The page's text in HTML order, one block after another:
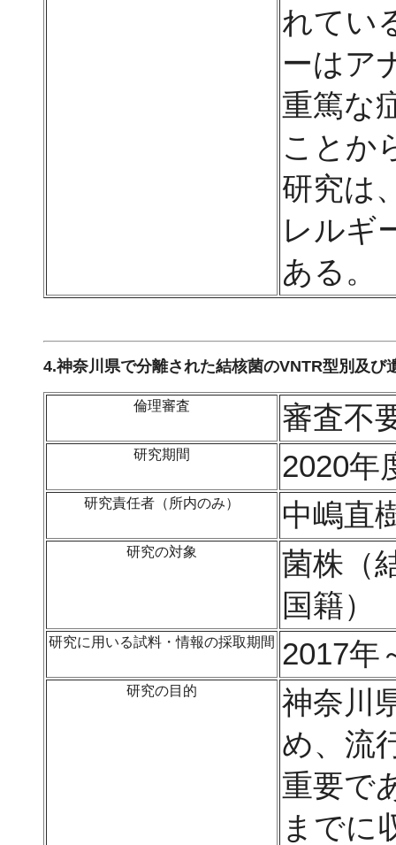
れてい
ーはア
重篤な
ことか
研究は
レルギ
ある。
4.神奈川県で分離された結核菌のVNTR型別及び
倫理審査 審査不
研究期間 2020年
研究責任者（所内のみ） 中嶋直
研究の対象
菌株（
国籍）
研究に用いる試料・情報の採取期間 2017年
研究の目的
神奈川
め、流
重要で
までに